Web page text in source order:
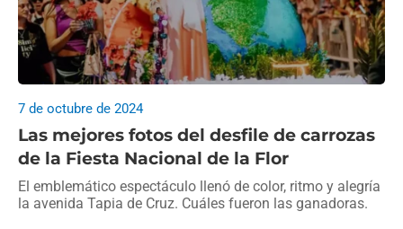
Las mejores fotos del desfile de carrozas
de la Fiesta Nacional de la Flor
7 de octubre de 2024
El emblemático espectáculo llenó de color, ritmo y alegría
la avenida Tapia de Cruz. Cuáles fueron las ganadoras.